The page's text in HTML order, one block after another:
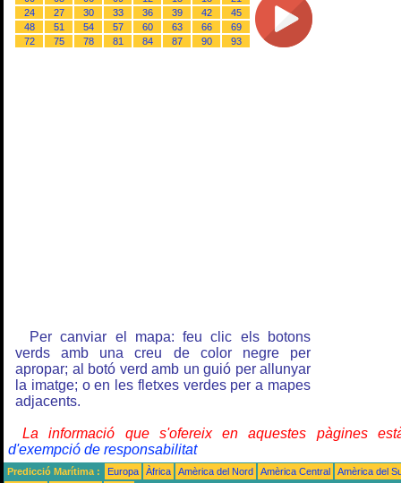
24
27 30 33 36 39 42
45
48
51 54 57 60 63 66
69
72
75 78 81 84 87 90 93
Per canviar el mapa: feu clic els botons
verds amb una creu de color negre per
apropar; al botó verd amb un guió per allunyar
la imatge; o en les fletxes verdes per a mapes
adjacents.
La informació que s'ofereix en aquestes pàgines
d'exempció de responsabilitat
Predicció Marítima : Europa Àfrica Amèrica del Nord Amèrica Central
Amèrica del